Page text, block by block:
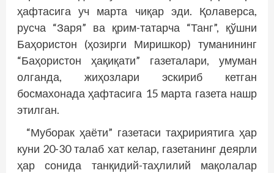
ҳафтасига уч марта чиқар эди. Қолаверса,
русча “Заря” ва қрим-татарча “Танг”, қўшни
Баҳористон (ҳозирги Миришкор) туманининг
“Баҳористон ҳақиқати” газеталари, умуман
олганда, жиҳозлари эскириб кетган
босмахонада ҳафтасига 15 марта газета нашр
этилган.
“Муборак ҳаёти” газетаси таҳририятига ҳар
куни 20-30 талаб хат келар, газетанинг деярли
ҳар сонида танқидий-таҳлилий мақолалар